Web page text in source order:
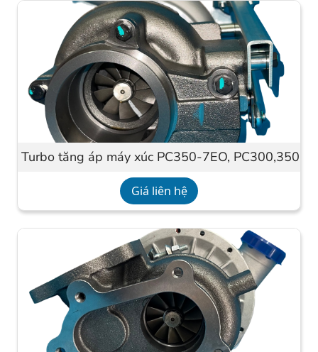
Turbo tăng áp máy xúc PC350-7EO, PC300,350-8
Giá liên hệ